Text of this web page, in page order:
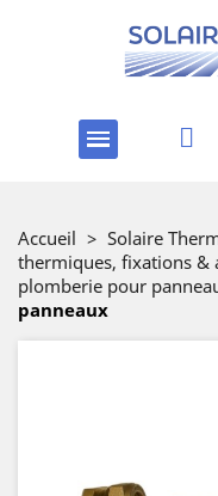
Accueil > Solaire
thermiques, fixations &
plomberie pour
panneaux